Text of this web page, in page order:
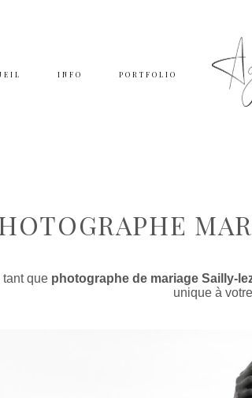
INFO PORTFOLIO
tant que photographe de mariage Sailly-
unique à